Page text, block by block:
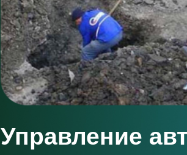
Управление